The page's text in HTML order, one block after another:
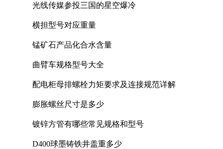
光线传媒参投三国的星空爆冷
横担型号对应重量
锰矿石产品化合水含量
曲臂车规格型号大全
配电柜母排螺栓力矩要求及连接规范详解
膨胀螺丝尺寸是多少
镀锌方管有哪些常见规格和型号
D400球墨铸铁井盖重多少